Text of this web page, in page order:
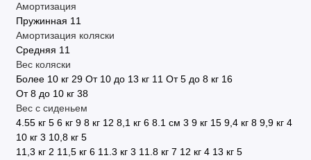
Амортизация
Пружинная 11
Амортизация коляски
Средняя 11
Вес коляски
Более 10 кг 29 От 10 до 13 кг 11 От 5 до 8 кг 16
От 8 до 10 кг 38
Вес с сиденьем
4.55 кг 5 6 кг 9 8 кг 12 8,1 кг 6 8.1 см 3 9 кг 15 9,4 кг 8 9,9 кг 4
10 кг 3 10,8 кг 5
11,3 кг 2 11,5 кг 6 11.3 кг 3 11.8 кг 7 12 кг 4 13 кг 5